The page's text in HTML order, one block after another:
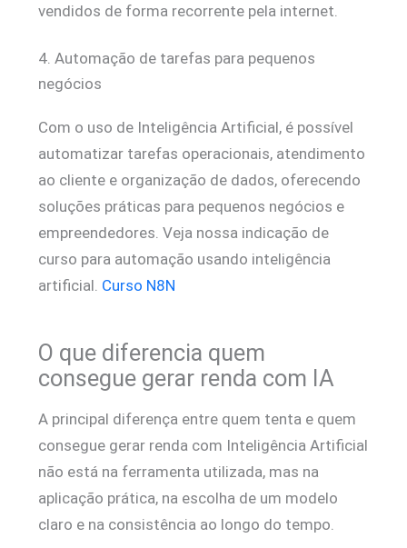
vendidos de forma recorrente pela internet.
4. Automação de tarefas para pequenos
negócios
Com o uso de Inteligência Artificial, é possível
automatizar tarefas operacionais, atendimento
ao cliente e organização de dados, oferecendo
soluções práticas para pequenos negócios e
empreendedores. Veja nossa indicação de
curso para automação usando inteligência
artificial. Curso N8N
O que diferencia quem
consegue gerar renda com IA
A principal diferença entre quem tenta e quem
consegue gerar renda com Inteligência Artificial
não está na ferramenta utilizada, mas na
aplicação prática, na escolha de um modelo
claro e na consistência ao longo do tempo.